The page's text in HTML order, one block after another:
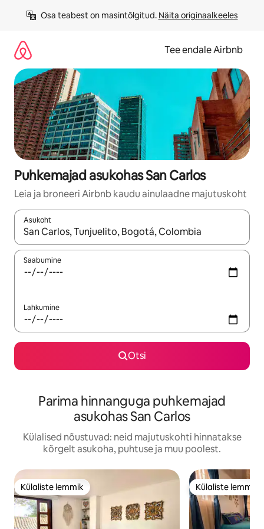
Osa teabest on masintõlgitud. Näita originaalkeeles
Tee endale Airbnb
Puhkemajad asukohas San Carlos
Leia ja broneeri Airbnb kaudu ainulaadne majutuskoht
Asukoht
Kui tulemused on kuvatud, liigu ekraanil nooleklahvidega või
Saabumine
Lahkumine
Otsi
Parima hinnanguga puhkemajad
asukohas San Carlos
Külalised nõustuvad: neid majutuskohti hinnatakse
kõrgelt asukoha, puhtuse ja muu poolest.
Külaliste lemmik
Külaliste lemmik Külaliste lemmik
Külaliste lemmik